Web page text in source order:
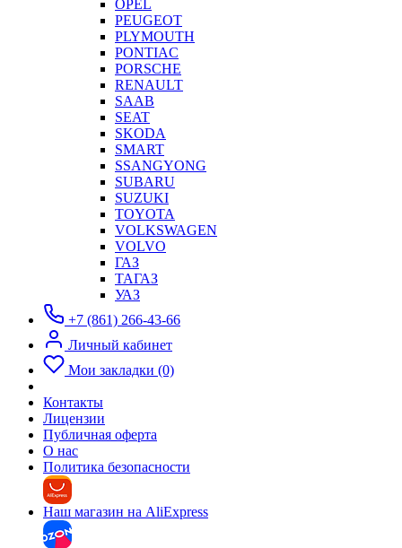
OPEL
PEUGEOT
PLYMOUTH
PONTIAC
PORSCHE
RENAULT
SAAB
SEAT
SKODA
SMART
SSANGYONG
SUBARU
SUZUKI
TOYOTA
VOLKSWAGEN
VOLVO
ГАЗ
ТАГАЗ
УАЗ
+7 (861) 266-43-66
Личный кабинет
Мои закладки (0)
Контакты
Лицензии
Публичная оферта
О нас
Политика безопасности
Наш магазин на AliExpress